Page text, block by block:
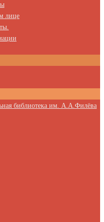
лице
библиотека им. А.А.Филёва